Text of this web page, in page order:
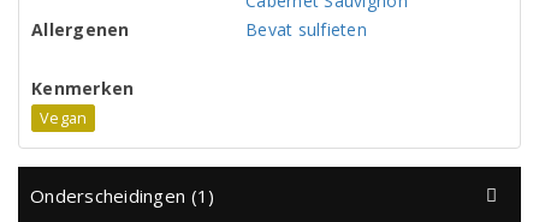
Allergenen
Bevat sulfieten
Kenmerken
Vegan
Onderscheidingen (1)